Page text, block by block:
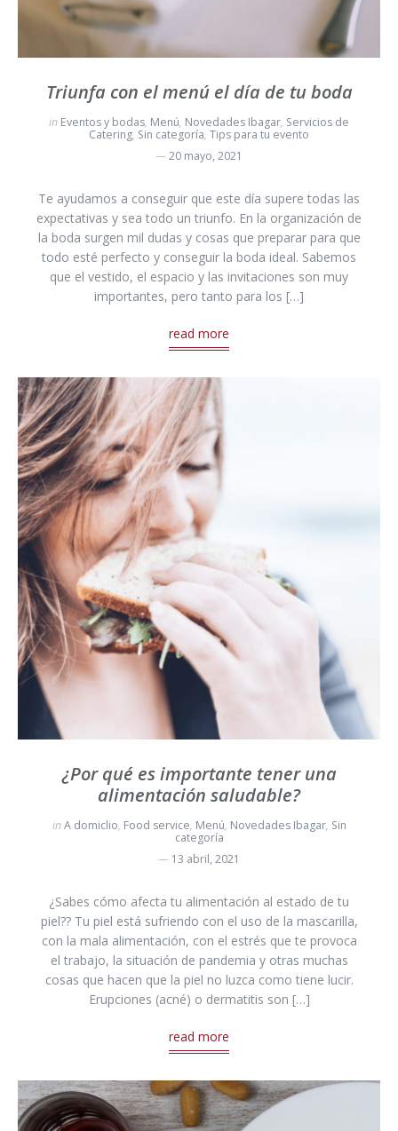
Triunfa con el menú el día de tu boda
in Eventos y bodas, Menú, Novedades Ibagar, Servicios de
Catering, Sin categoría, Tips para tu evento
20 mayo, 2021
Te ayudamos a conseguir que este día supere todas las
expectativas y sea todo un triunfo. En la organización de
la boda surgen mil dudas y cosas que preparar para que
todo esté perfecto y conseguir la boda ideal. Sabemos
que el vestido, el espacio y las invitaciones son muy
importantes, pero tanto para los […]
read more
¿Por qué es importante tener una
alimentación saludable?
inA domiclio, Food service, Menú, Novedades Ibagar, Sin
categoría
13 abril, 2021
¿Sabes cómo afecta tu alimentación al estado de tu
piel?? Tu piel está sufriendo con el uso de la mascarilla,
con la mala alimentación, con el estrés que te provoca
el trabajo, la situación de pandemia y otras muchas
cosas que hacen que la piel no luzca como tiene lucir.
Erupciones (acné) o dermatitis son […]
read more